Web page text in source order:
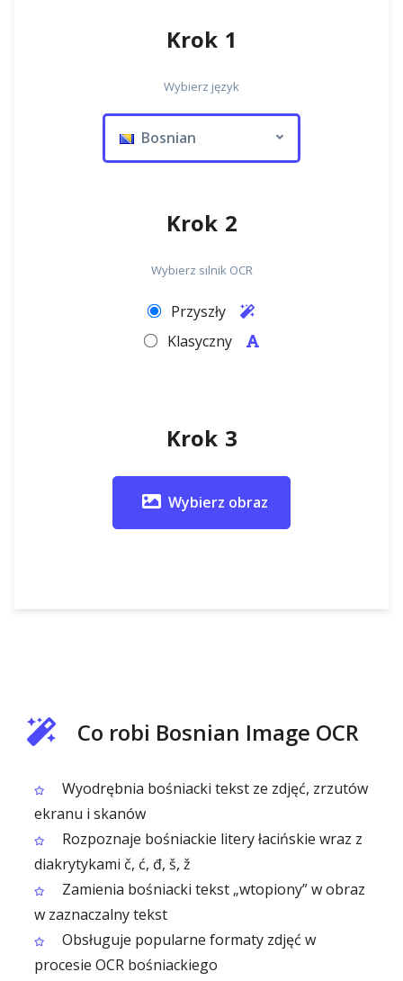
Krok 1
Wybierz język
Bosnian
Krok 2
Wybierz silnik OCR
Przyszły
Klasyczny
Krok 3
Wybierz obraz
Co robi Bosnian Image OCR
Wyodrębnia bośniacki tekst ze zdjęć, zrzutów
ekranu i skanów
Rozpoznaje bośniackie litery łacińskie wraz z
diakrytykami č, ć, đ, š, ž
Zamienia bośniacki tekst „wtopiony” w obraz
w zaznaczalny tekst
Obsługuje popularne formaty zdjęć w
procesie OCR bośniackiego